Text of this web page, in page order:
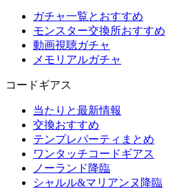
ガチャ一覧とおすすめ
モンスター交換所おすすめ
動画視聴ガチャ
メモリアルガチャ
コードギアス
当たりと最新情報
交換おすすめ
テンプレパーティまとめ
ワンタッチコードギアス
ノーランド降臨
シャルル&マリアンヌ降臨